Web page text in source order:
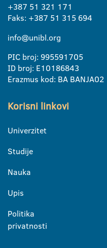
+387 51 321 171
Faks: +387 51 315 694
info@unibl.org
PIC broj: 995591705
ID broj: E10186843
Erazmus kod: BA BANJA02
Korisni linkovi
Univerzitet
Studije
Nauka
Upis
Politika
privatnosti